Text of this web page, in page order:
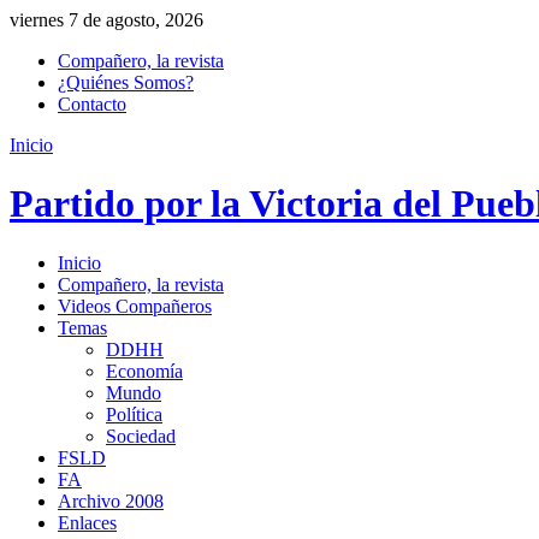
viernes 7 de agosto, 2026
Compañero, la revista
¿Quiénes Somos?
Contacto
Inicio
Partido por la Victoria del
Inicio
Compañero, la revista
Videos Compañeros
Temas
DDHH
Economía
Mundo
Política
Sociedad
FSLD
FA
Archivo 2008
Enlaces